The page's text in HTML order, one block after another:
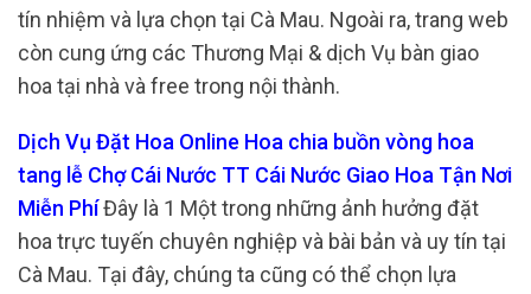
tín nhiệm và lựa chọn tại Cà Mau. Ngoài ra, trang web
còn cung ứng các Thương Mại & dịch Vụ bàn giao
hoa tại nhà và free trong nội thành.
Dịch Vụ Đặt Hoa Online Hoa chia buồn vòng hoa
tang lễ Chợ Cái Nước TT Cái Nước Giao Hoa Tận Nơi
Miễn PhíĐây là 1 Một trong những ảnh hưởng đặt
hoa trực tuyến chuyên nghiệp và bài bản và uy tín tại
Cà Mau. Tại đây, chúng ta cũng có thể chọn lựa